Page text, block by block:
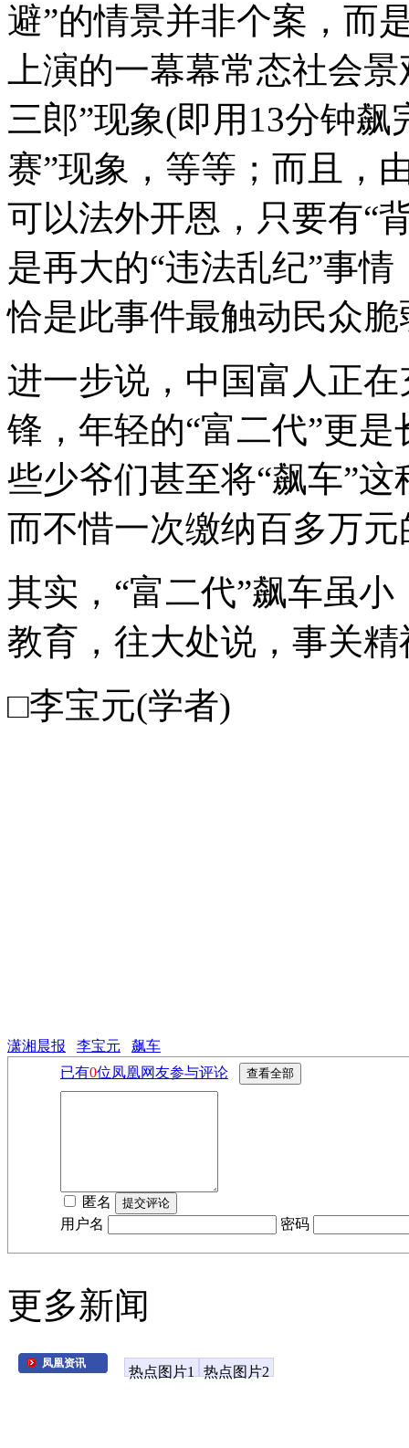
避”的情景并非个案，而
上演的一幕幕常态社会
三郎”现象(即用13分钟
赛”现象，等等；而且，
可以法外开恩，只要有“
是再大的“违法乱纪”事
恰是此事件最触动民众
进一步说，中国富人正
锋，年轻的“富二代”更
些少爷们甚至将“飙车”
而不惜一次缴纳百多万
其实，“富二代”飙车虽
教育，往大处说，事关
□李宝元(学者)
潇湘晨报 李宝元
飙车
已有0位凤凰网友参与评论
匿名
用户名
密码
更多新闻
凤凰资讯
热点图片1 热点图片2